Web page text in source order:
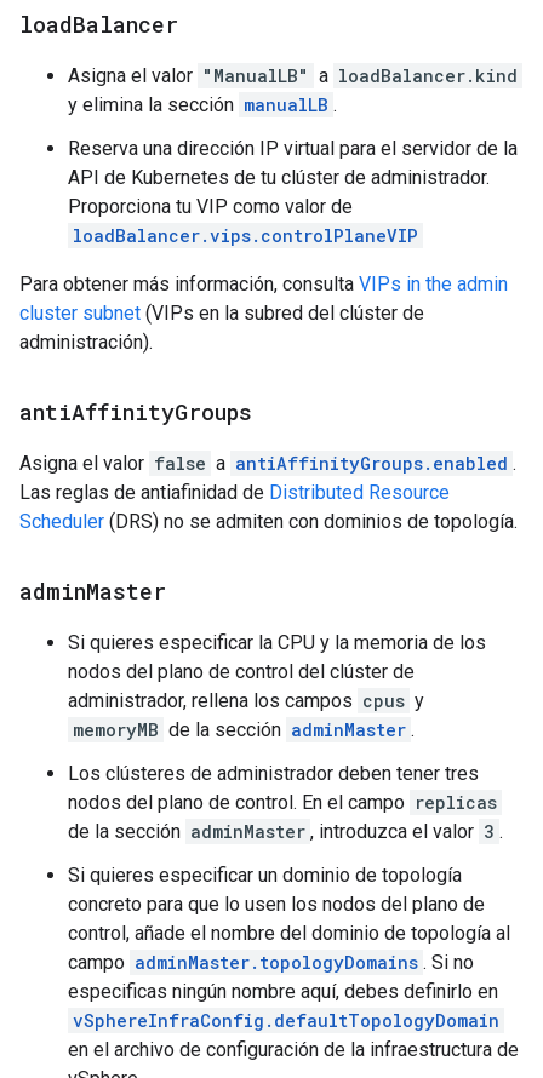
loadBalancer
Asigna el valor "ManualLB" a loadBalancer.kind
y elimina la sección manualLB .
Reserva una dirección IP virtual para el servidor de la
API de Kubernetes de tu clúster de administrador.
Proporciona tu VIP como valor de
loadBalancer.vips.controlPlaneVIP
Para obtener más información, consulta VIPs in the admin
cluster subnet (VIPs en la subred del clúster de
administración).
antiAffinityGroups
Asigna el valor false a antiAffinityGroups.enabled .
Las reglas de antiafinidad de Distributed Resource
Scheduler (DRS) no se admiten con dominios de topología.
adminMaster
Si quieres especificar la CPU y la memoria de los
nodos del plano de control del clúster de
administrador, rellena los campos cpus y
memoryMB de la sección adminMaster .
Los clústeres de administrador deben tener tres
nodos del plano de control. En el campo replicas
de la sección adminMaster , introduzca el valor 3 .
Si quieres especificar un dominio de topología
concreto para que lo usen los nodos del plano de
control, añade el nombre del dominio de topología al
campo adminMaster.topologyDomains . Si no
especificas ningún nombre aquí, debes definirlo en
vSphereInfraConfig.defaultTopologyDomain
en el archivo de configuración de la infraestructura de